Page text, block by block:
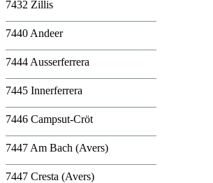
7432 Zillis
7440 Andeer
7444 Ausserferrera
7445 Innerferrera
7446 Campsut-Cröt
7447 Am Bach (Avers)
7447 Cresta (Avers)